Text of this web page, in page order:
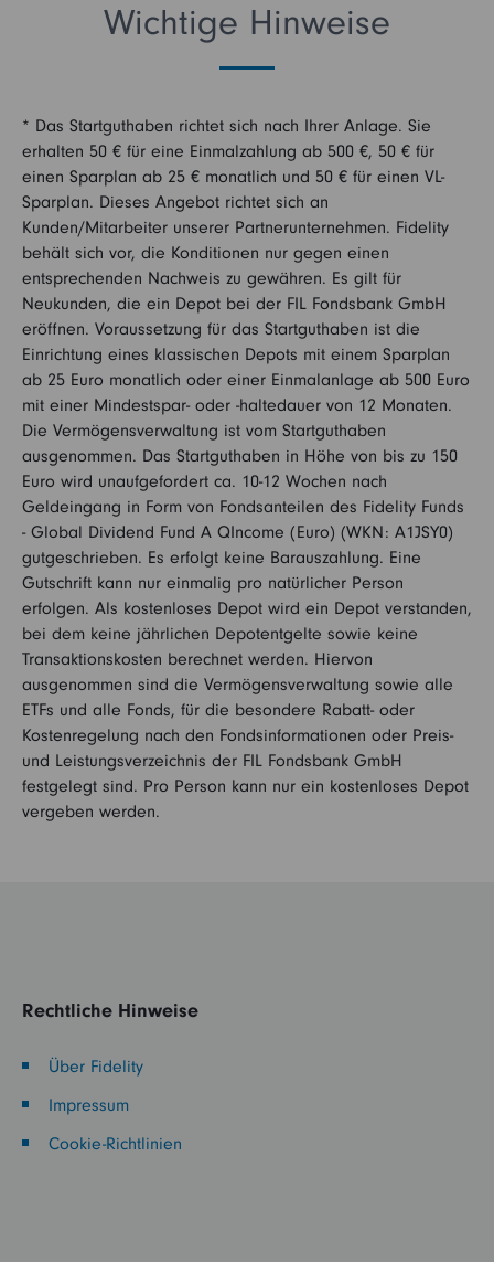
Wichtige Hinweise
* Das Startguthaben richtet sich nach Ihrer Anlage. Sie
erhalten 50 € für eine Einmalzahlung ab 500 €, 50 € für
einen Sparplan ab 25 € monatlich und 50 € für einen VL-
Sparplan. Dieses Angebot richtet sich an
Kunden/Mitarbeiter unserer Partnerunternehmen. Fidelity
behält sich vor, die Konditionen nur gegen einen
entsprechenden Nachweis zu gewähren. Es gilt für
Neukunden, die ein Depot bei der FIL Fondsbank GmbH
eröffnen. Voraussetzung für das Startguthaben ist die
Einrichtung eines klassischen Depots mit einem Sparplan
ab 25 Euro monatlich oder einer Einmalanlage ab 500 Euro
mit einer Mindestspar- oder -haltedauer von 12 Monaten.
Die Vermögensverwaltung ist vom Startguthaben
ausgenommen. Das Startguthaben in Höhe von bis zu 150
Euro wird unaufgefordert ca. 10-12 Wochen nach
Geldeingang in Form von Fondsanteilen des Fidelity Funds
- Global Dividend Fund A QIncome (Euro) (WKN: A1JSY0)
gutgeschrieben. Es erfolgt keine Barauszahlung. Eine
Gutschrift kann nur einmalig pro natürlicher Person
erfolgen. Als kostenloses Depot wird ein Depot verstanden,
bei dem keine jährlichen Depotentgelte sowie keine
Transaktionskosten berechnet werden. Hiervon
ausgenommen sind die Vermögensverwaltung sowie alle
ETFs und alle Fonds, für die besondere Rabatt- oder
Kostenregelung nach den Fondsinformationen oder Preis-
und Leistungsverzeichnis der FIL Fondsbank GmbH
festgelegt sind. Pro Person kann nur ein kostenloses Depot
vergeben werden.
Rechtliche Hinweise
Über Fidelity
Impressum
Cookie-Richtlinien